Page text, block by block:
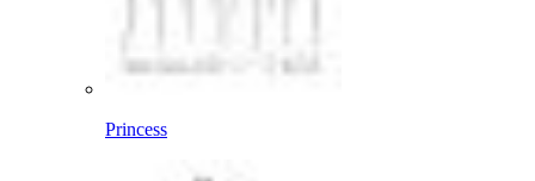
Princess